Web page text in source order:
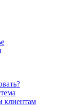
клиентам